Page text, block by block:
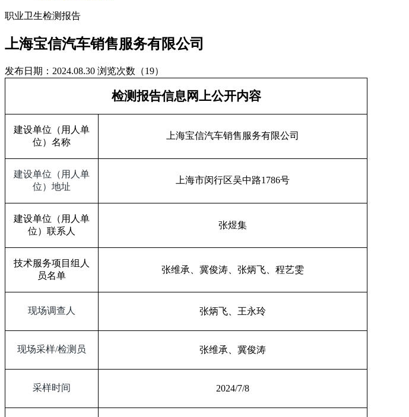
职业卫生检测报告
上海宝信汽车销售服务有限公司
发布日期：2024.08.30 浏览次数（19）
检测报告信息网上公开内容
建设单位（用人单
位）名称
上海宝信汽车销售服务有限公司
建设单位（用人单
位）地址
上海市闵行区吴中路1786号
建设单位（用人单
位）联系人
张煜集
技术服务项目组人
员名单
张维承、冀俊涛、 张炳飞 、程艺雯
现场调查人 张炳飞、王永玲
现场采样/检测员 张维承、冀俊涛
采样时间 2024/7/8